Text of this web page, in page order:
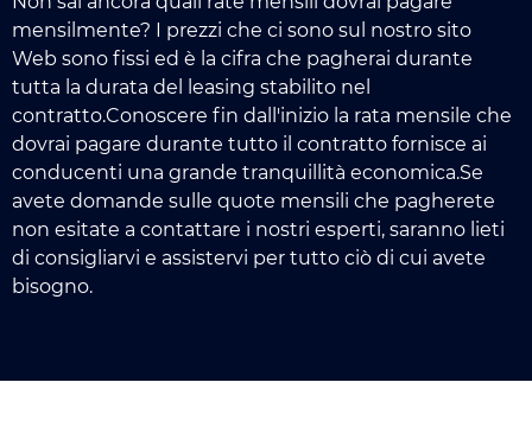
mensilmente? I prezzi che ci sono sul nostro sito
Web sono fissi ed è la cifra che pagherai durante
tutta la durata del leasing stabilito nel
contratto.Conoscere fin dall'inizio la rata mensile che
dovrai pagare durante tutto il contratto fornisce ai
conducenti una grande tranquillità economica.Se
avete domande sulle quote mensili che pagherete
non esitate a contattare i nostri esperti, saranno lieti
di consigliarvi e assistervi per tutto ciò di cui avete
bisogno.